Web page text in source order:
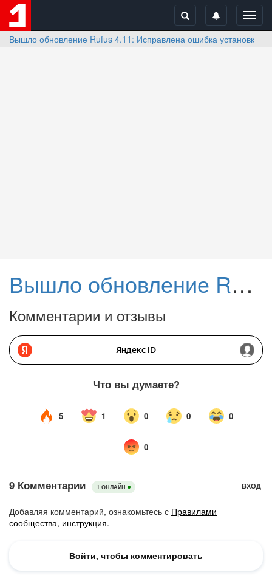
Вышло обновление Rufus 4.11: Исправлена ошибка установки
Вышло обновление Rufus 4.11: Исправлена ошибка установки Windows 11, версия 25H2
Комментарии и отзывы